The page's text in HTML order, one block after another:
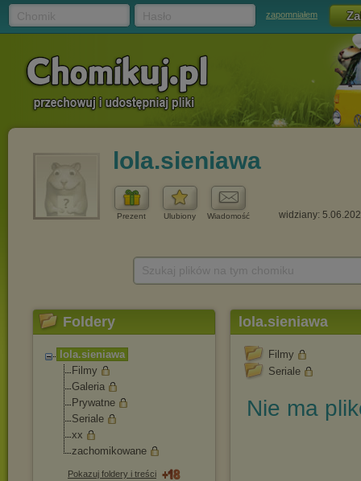
zapomniałem
lola.sieniawa
Prezent Ulubiony Wiadomość widziany:
Foldery
lola.sieniawa
Filmy
Galeria
Prywatne
Seriale
xx
zachomikowane
Pokazuj foldery i treści
lola.sieniawa
Filmy
Seriale
Nie ma